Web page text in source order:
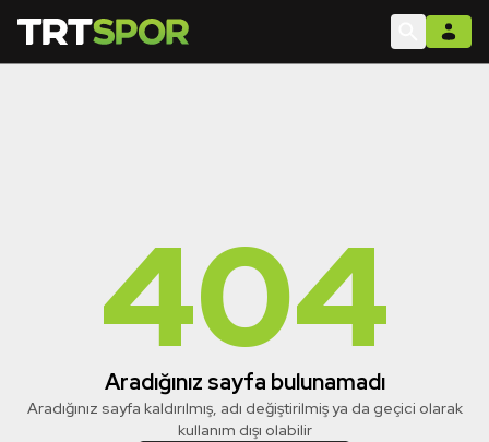
404
Aradığınız sayfa bulunamadı
Aradığınız sayfa kaldırılmış, adı değiştirilmiş ya da geçici olarak
kullanım dışı olabilir